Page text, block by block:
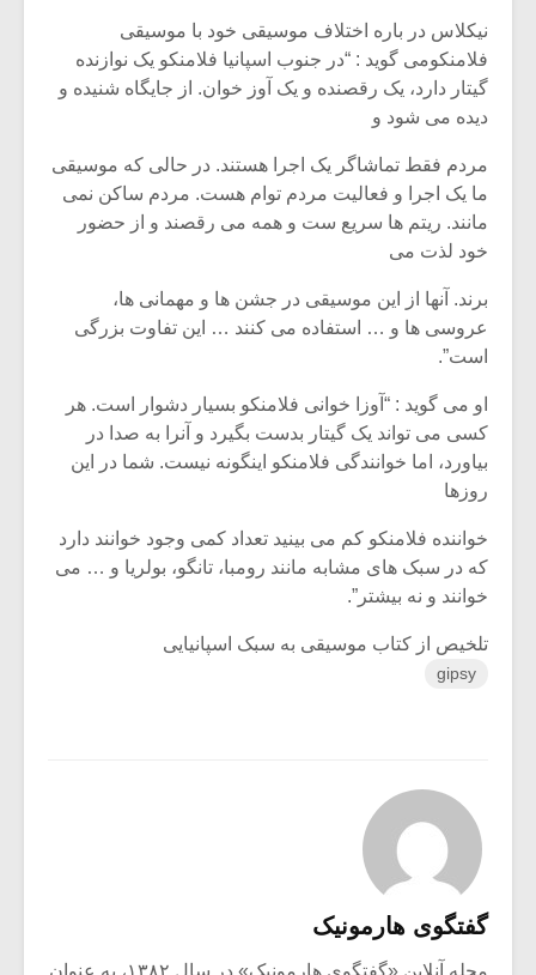
نیکلاس در باره اختلاف موسیقی خود با موسیقی
فلامنکومی گوید : “در جنوب اسپانیا فلامنکو یک نوازنده
گیتار دارد، یک رقصنده و یک آوز خوان. از جایگاه شنیده و
دیده می شود و
مردم فقط تماشاگر یک اجرا هستند. در حالی که موسیقی
ما یک اجرا و فعالیت مردم توام هست. مردم ساکن نمی
مانند. ریتم ها سریع ست و همه می رقصند و از حضور
خود لذت می
برند. آنها از این موسیقی در جشن ها و مهمانی ها،
عروسی ها و … استفاده می کنند … این تفاوت بزرگی
است”.
او می گوید : “آوزا خوانی فلامنکو بسیار دشوار است. هر
کسی می تواند یک گیتار بدست بگیرد و آنرا به صدا در
بیاورد، اما خوانندگی فلامنکو اینگونه نیست. شما در این
روزها
خواننده فلامنکو کم می بینید تعداد کمی وجود خوانند دارد
که در سبک های مشابه مانند رومبا، تانگو، بولریا و … می
خوانند و نه بیشتر”.
تلخیص از کتاب موسیقی به سبک اسپانیایی
gipsy
گفتگوی هارمونیک
مجله آنلاین «گفتگوی هارمونیک» در سال ۱۳۸۲، به عنوان